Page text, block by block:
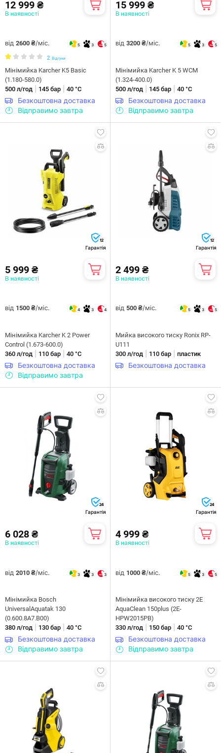
12 999 ₴
В наявності
від 2600 ₴/міс. 5 3 5
2 Відгуки
Мiнiмийка Karcher K5 Basic
(1.180-580.0)
500 л/год
145 бар 40 °С
Безкоштовна доставка
Відправимо завтра
15 999 ₴
В наявності
від 3200 ₴/міс. 5 3 5
Мінімийка Karcher K 5 WCM
(1.324-400.0)
500 л/год
145 бар 40 °С
Безкоштовна доставка
Відправимо завтра
12
Гарантія
5 999 ₴
В наявності
від 1500 ₴/міс. 4 3 4
Мiнiмийка Karcher K 2 Power
Control (1.673-600.0)
360 л/год
110 бар 40 °С
Безкоштовна доставка
Відправимо завтра
12
Гарантія
2 499 ₴
В наявності
від 500 ₴/міс. 5 3 5
Мийка високого тиску Ronix RP-
U111
300 л/год
110 бар пластик
Безкоштовна доставка
24
Гарантія
6 028 ₴
В наявності
від 2010 ₴/міс. 3 3 3
Мінімийка Bosch
UniversalAquatak 130
(0.600.8A7.B00)
380 л/год
130 бар 40 °С
Безкоштовна доставка
Відправимо завтра
24
Гарантія
4 999 ₴
В наявності
від 1000 ₴/міс. 5 3 5
Мінімийка високого тиску 2E
AquaClean 150plus (2E-
HPW2015PB)
330 л/год
150 бар 40 °С
Безкоштовна доставка
Відправимо завтра